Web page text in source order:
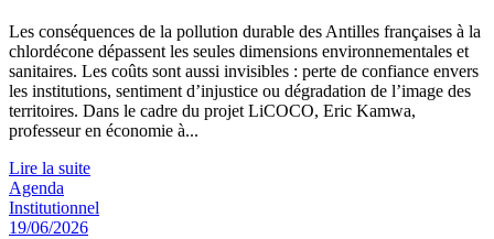
Les conséquences de la pollution durable des Antilles françaises à la
chlordécone dépassent les seules dimensions environnementales et
sanitaires. Les coûts sont aussi invisibles : perte de confiance envers
les institutions, sentiment d’injustice ou dégradation de l’image des
territoires. Dans le cadre du projet LiCOCO, Eric Kamwa,
professeur en économie à...
Lire la suite
Agenda
Institutionnel
19/06/2026